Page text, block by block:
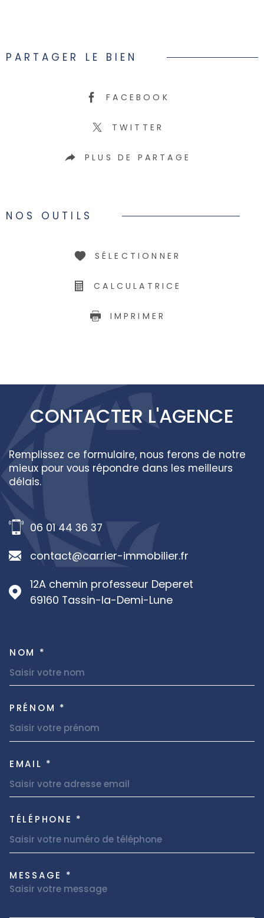
PARTAGER LE BIEN
FACEBOOK
TWITTER
PLUS DE PARTAGE
NOS OUTILS
SÉLECTIONNER
CALCULATRICE
IMPRIMER
CONTACTER L'AGENCE
Remplissez ce formulaire, nous ferons de notre
mieux pour vous répondre dans les meilleurs
délais.
06 01 44 36 37
contact@carrier-immobilier.fr
12A chemin professeur Deperet
69160
Tassin-la-Demi-Lune
NOM *
PRÉNOM *
EMAIL *
TÉLÉPHONE *
MESSAGE *